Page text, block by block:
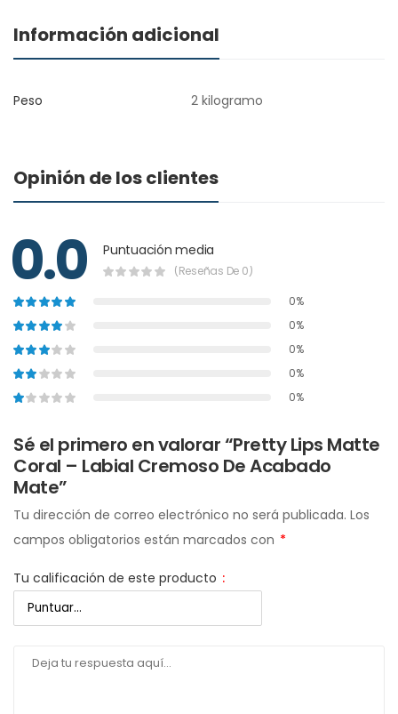
Información adicional
Peso 2 kilogramo
Opinión de los clientes
0.0 Puntuación media
(Reseñas De 0)
0%
0%
0%
0%
0%
Sé el primero en valorar “Pretty Lips Matte
Coral – Labial Cremoso De Acabado
Mate”
Tu dirección de correo electrónico no será publicada. Los
campos obligatorios están marcados con *
Tu calificación de este producto :